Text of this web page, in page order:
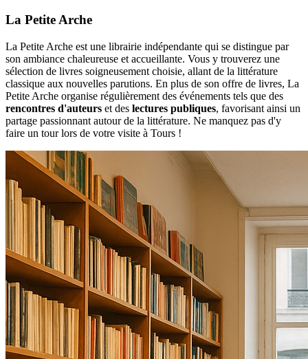
La Petite Arche
La Petite Arche est une librairie indépendante qui se distingue par
son ambiance chaleureuse et accueillante. Vous y trouverez une
sélection de livres soigneusement choisie, allant de la littérature
classique aux nouvelles parutions. En plus de son offre de livres, La
Petite Arche organise régulièrement des événements tels que des
rencontres d'auteurs et des lectures publiques, favorisant ainsi un
partage passionnant autour de la littérature. Ne manquez pas d'y
faire un tour lors de votre visite à Tours !